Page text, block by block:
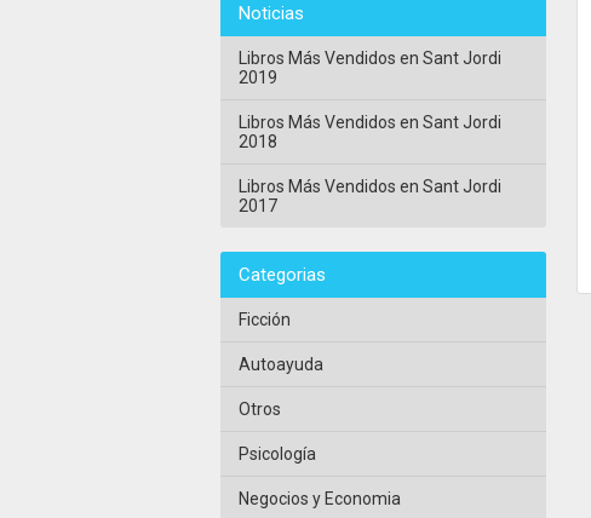
Noticias
Libros Más Vendidos en Sant Jordi
2019
Libros Más Vendidos en Sant Jordi
2018
Libros Más Vendidos en Sant Jordi
2017
Categorias
Ficción
Autoayuda
Otros
Psicología
Negocios y Economia